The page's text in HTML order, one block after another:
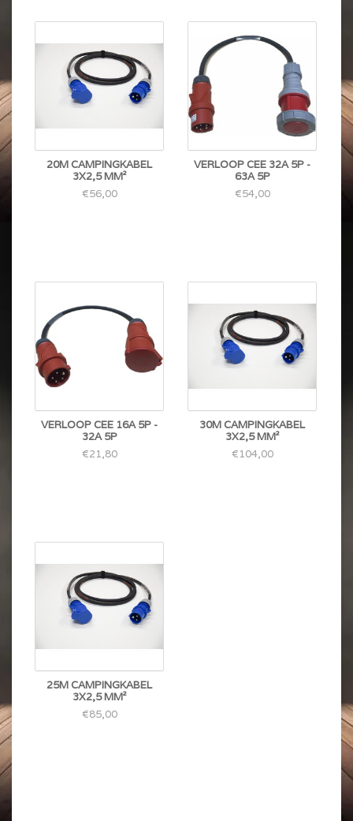
20M CAMPINGKABEL
3X2,5 MM²
€56,00
VERLOOP CEE 32A 5P -
63A 5P
€54,00
VERLOOP CEE 16A 5P -
32A 5P
€21,80
30M CAMPINGKABEL
3X2,5 MM²
€104,00
25M CAMPINGKABEL
3X2,5 MM²
€85,00